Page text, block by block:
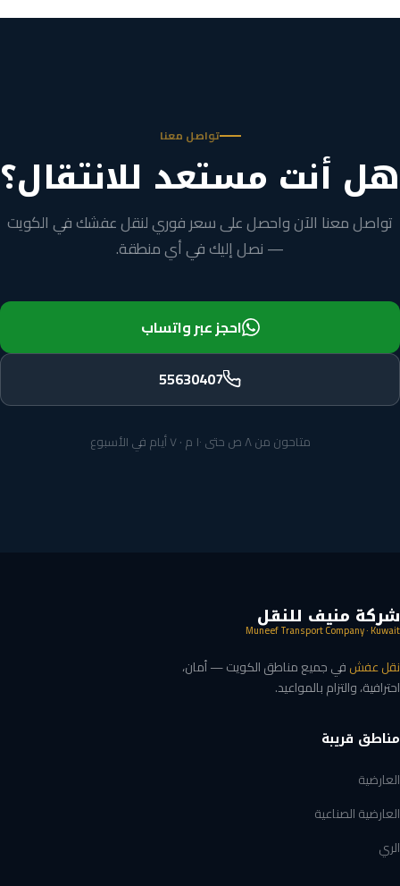
تواصل معنا
هل أنت مستعد للانتقال؟
تواصل معنا الآن واحصل على سعر فوري لنقل عفشك في الكويت
— نصل إليك في أي منطقة.
احجز عبر واتساب
55630407
متاحون من ٨ ص حتى ١٠ م · ٧ أيام في الأسبوع
شركة منيف للنقل
Muneef Transport Company · Kuwait
نقل عفشفي جميع مناطق الكويت — أمان،
احترافية، والتزام بالمواعيد.
مناطق قريبة
العارضية
العارضية الصناعية
الري